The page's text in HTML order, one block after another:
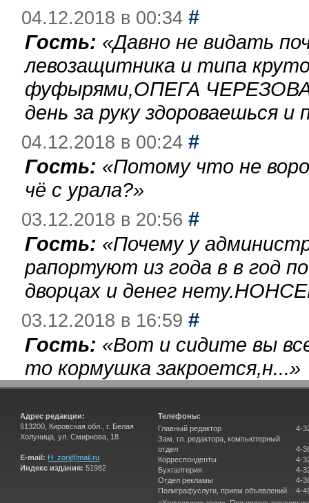
04.12.2018 в 00:34 #
Гость: «Давно не видать
левозащитника и типа
фуфырями,ОПЕГА
день за руку здороваешься
04.12.2018 в 00:24 #
Гость: «Потому что не
чё с урала?»
03.12.2018 в 20:56 #
Гость: «Почему у
рапортуют из года в в год
дворцах и денег
03.12.2018 в 16:59 #
Гость: «Вот и сидите вы
то кормушка закроется,н...»
Адрес редакции:
613200, Кировская обл., г. Белая
Холуница, ул. Смирнова, 18
E-mail: H_zori@mail.ru
Индекс издания: 51982
Телефоны:
Главный редактор
Зам. гл. редактора, компьютерный
отдел
Корреспонденты
Бухгалтерия
Отдел рекламы
Полиграфуслуги, прием объявлений
4-
4-
4-
4-
4-
4-